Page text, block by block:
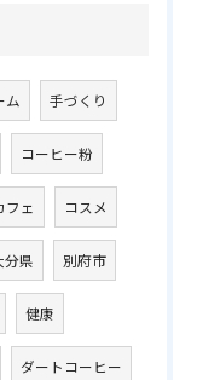
ム 手づくり
コーヒー粉
フェ コスメ
分県 別府市
健康
ダートコーヒー